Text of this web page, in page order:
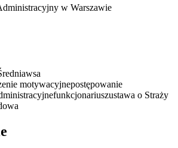
w Warszawie
wsa
motywacyjnepostępowanie
funkcjonariuszustawa o Straży